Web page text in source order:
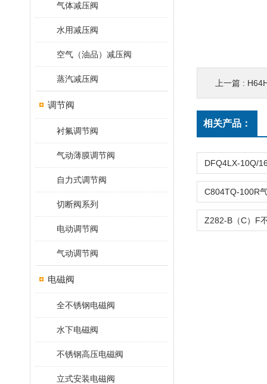
气体减压阀
水用减压阀
空气（油品）减压阀
蒸汽减压阀
调节阀
衬氟调节阀
气动薄膜调节阀
自力式调节阀
切断阀系列
电动调节阀
气动调节阀
电磁阀
全不锈钢电磁阀
水下电磁阀
不锈钢高压电磁阀
立式安装电磁阀
上一篇 :
相关产品：